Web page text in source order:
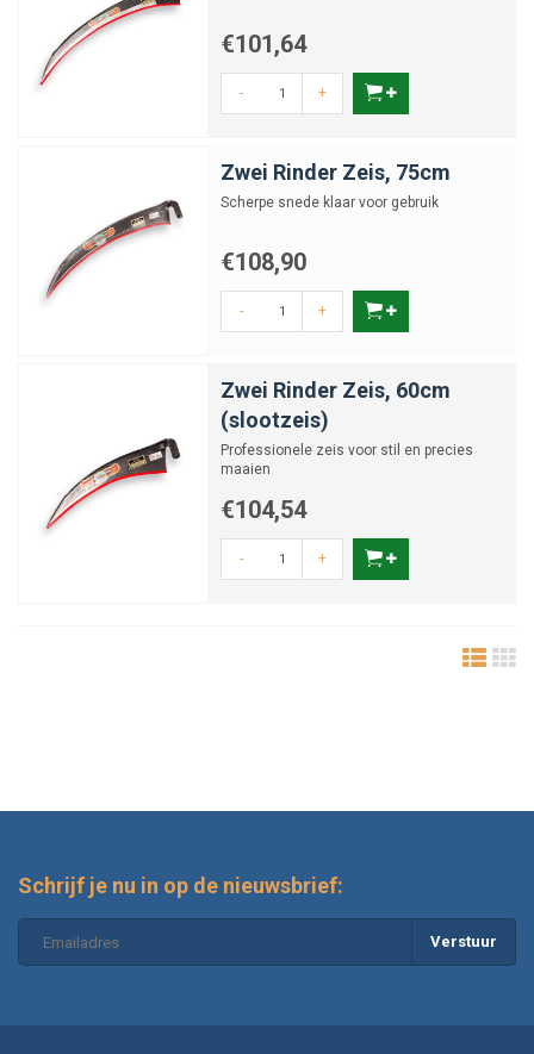
€101,64
- +
Zwei Rinder Zeis, 75cm
Scherpe snede klaar voor gebruik
€108,90
- +
Zwei Rinder Zeis, 60cm
(slootzeis)
Professionele zeis voor stil en precies
maaien
€104,54
- +
Schrijf je nu in op de nieuwsbrief:
Verstuur